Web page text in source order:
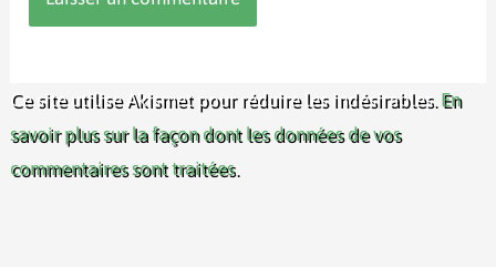
Ce site utilise Akismet pour réduire les indésirables. En
savoir plus sur la façon dont les données de vos
commentaires sont traitées.